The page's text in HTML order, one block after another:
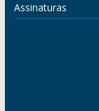
Assinaturas